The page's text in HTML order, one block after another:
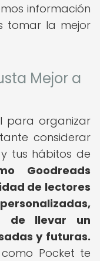
información
tomar la mejor
Mejor a
para organizar
considerar
tus hábitos de
Goodreads
de lectores
de llevar un
y futuras.
Pocket te